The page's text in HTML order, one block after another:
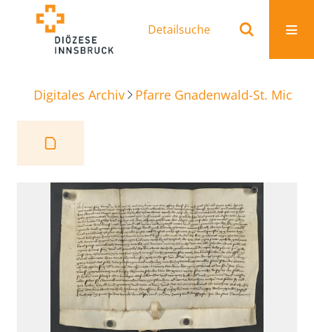
Detailsuche
Digitales Archiv Pfarre Gnadenwald-St.